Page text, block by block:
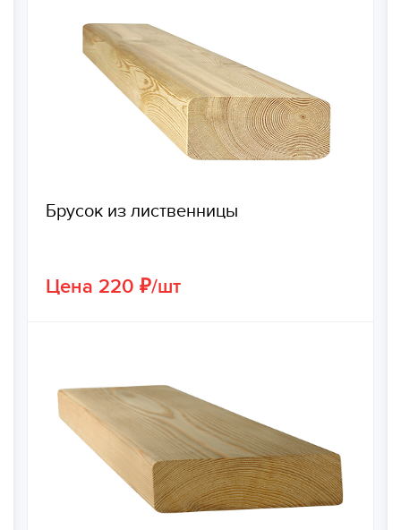
Брусок из лиственницы
Цена 220 ₽/шт